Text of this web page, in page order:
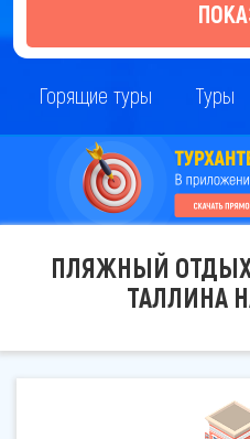
Горящие туры Туры
ПЛЯЖНЫЙ
ТАЛЛИНА